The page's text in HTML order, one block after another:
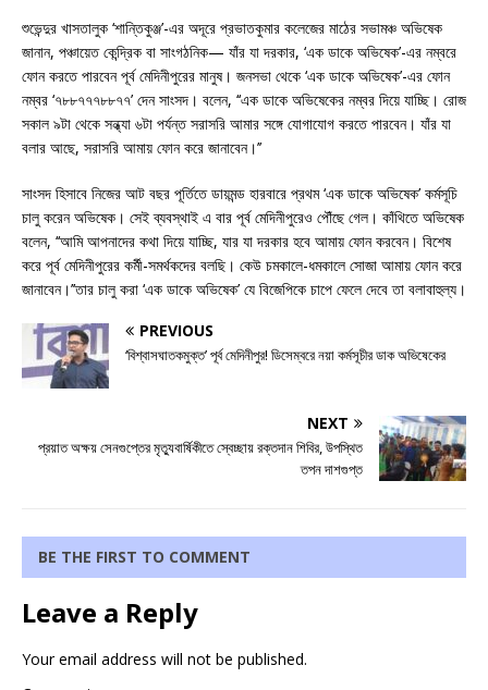
শুভেন্দুর খাসতালুক ‘শান্তিকুঞ্জ’-এর অদূরে প্রভাতকুমার কলেজের মাঠের সভামঞ্চ অভিষেক
জানান, পঞ্চায়েত কেন্দ্রিক বা সাংগঠনিক— যাঁর যা দরকার, ‘এক ডাকে অভিষেক’-এর নম্বরে
ফোন করতে পারবেন পূর্ব মেদিনীপুরের মানুষ। জনসভা থেকে ‘এক ডাকে অভিষেক’-এর ফোন
নম্বর ‘৭৮৮৭৭৭৮৮৭৭’ দেন সাংসদ। বলেন, ‘‘এক ডাকে অভিষেকের নম্বর দিয়ে যাচ্ছি। রোজ
সকাল ৯টা থেকে সন্ধ্যা ৬টা পর্যন্ত সরাসরি আমার সঙ্গে যোগাযোগ করতে পারবেন। যাঁর যা
বলার আছে, সরাসরি আমায় ফোন করে জানাবেন।’’
সাংসদ হিসাবে নিজের আট বছর পূর্তিতে ডায়মন্ড হারবারে প্রথম ‘এক ডাকে অভিষেক’ কর্মসূচি
চালু করেন অভিষেক। সেই ব্যবস্থাই এ বার পূর্ব মেদিনীপুরেও পৌঁছে গেল। কাঁথিতে অভিষেক
বলেন, ‘‘আমি আপনাদের কথা দিয়ে যাচ্ছি, যার যা দরকার হবে আমায় ফোন করবেন। বিশেষ
করে পূর্ব মেদিনীপুরের কর্মী-সমর্থকদের বলছি। কেউ চমকালে-ধমকালে সোজা আমায় ফোন করে
জানাবেন।’’তার চালু করা ‘এক ডাকে অভিষেক’ যে বিজেপিকে চাপে ফেলে দেবে তা বলাবাহুল্য।
PREVIOUS
‘বিশ্বাসঘাতকমুক্ত’ পূর্ব মেদিনীপুর! ডিসেম্বরে নয়া কর্মসূচীর ডাক অভিষেকের
NEXT
প্রয়াত অক্ষয় সেনগুপ্তের মৃত্যুবার্ষিকীতে স্বেচ্ছায় রক্তদান শিবির, উপস্থিত
তপন দাশগুপ্ত
BE THE FIRST TO COMMENT
Leave a Reply
Your email address will not be published.